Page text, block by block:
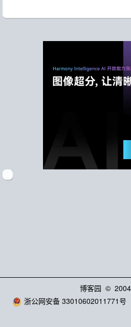
博客园 ©
浙公网安备 33010602011771号